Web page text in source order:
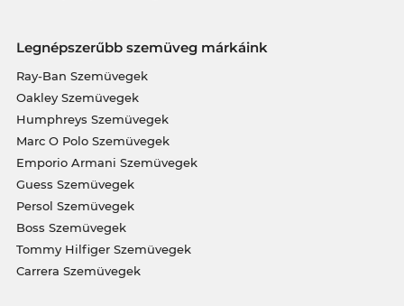
Legnépszerűbb szemüveg márkáink
Ray-Ban Szemüvegek
Oakley Szemüvegek
Humphreys Szemüvegek
Marc O Polo Szemüvegek
Emporio Armani Szemüvegek
Guess Szemüvegek
Persol Szemüvegek
Boss Szemüvegek
Tommy Hilfiger Szemüvegek
Carrera Szemüvegek